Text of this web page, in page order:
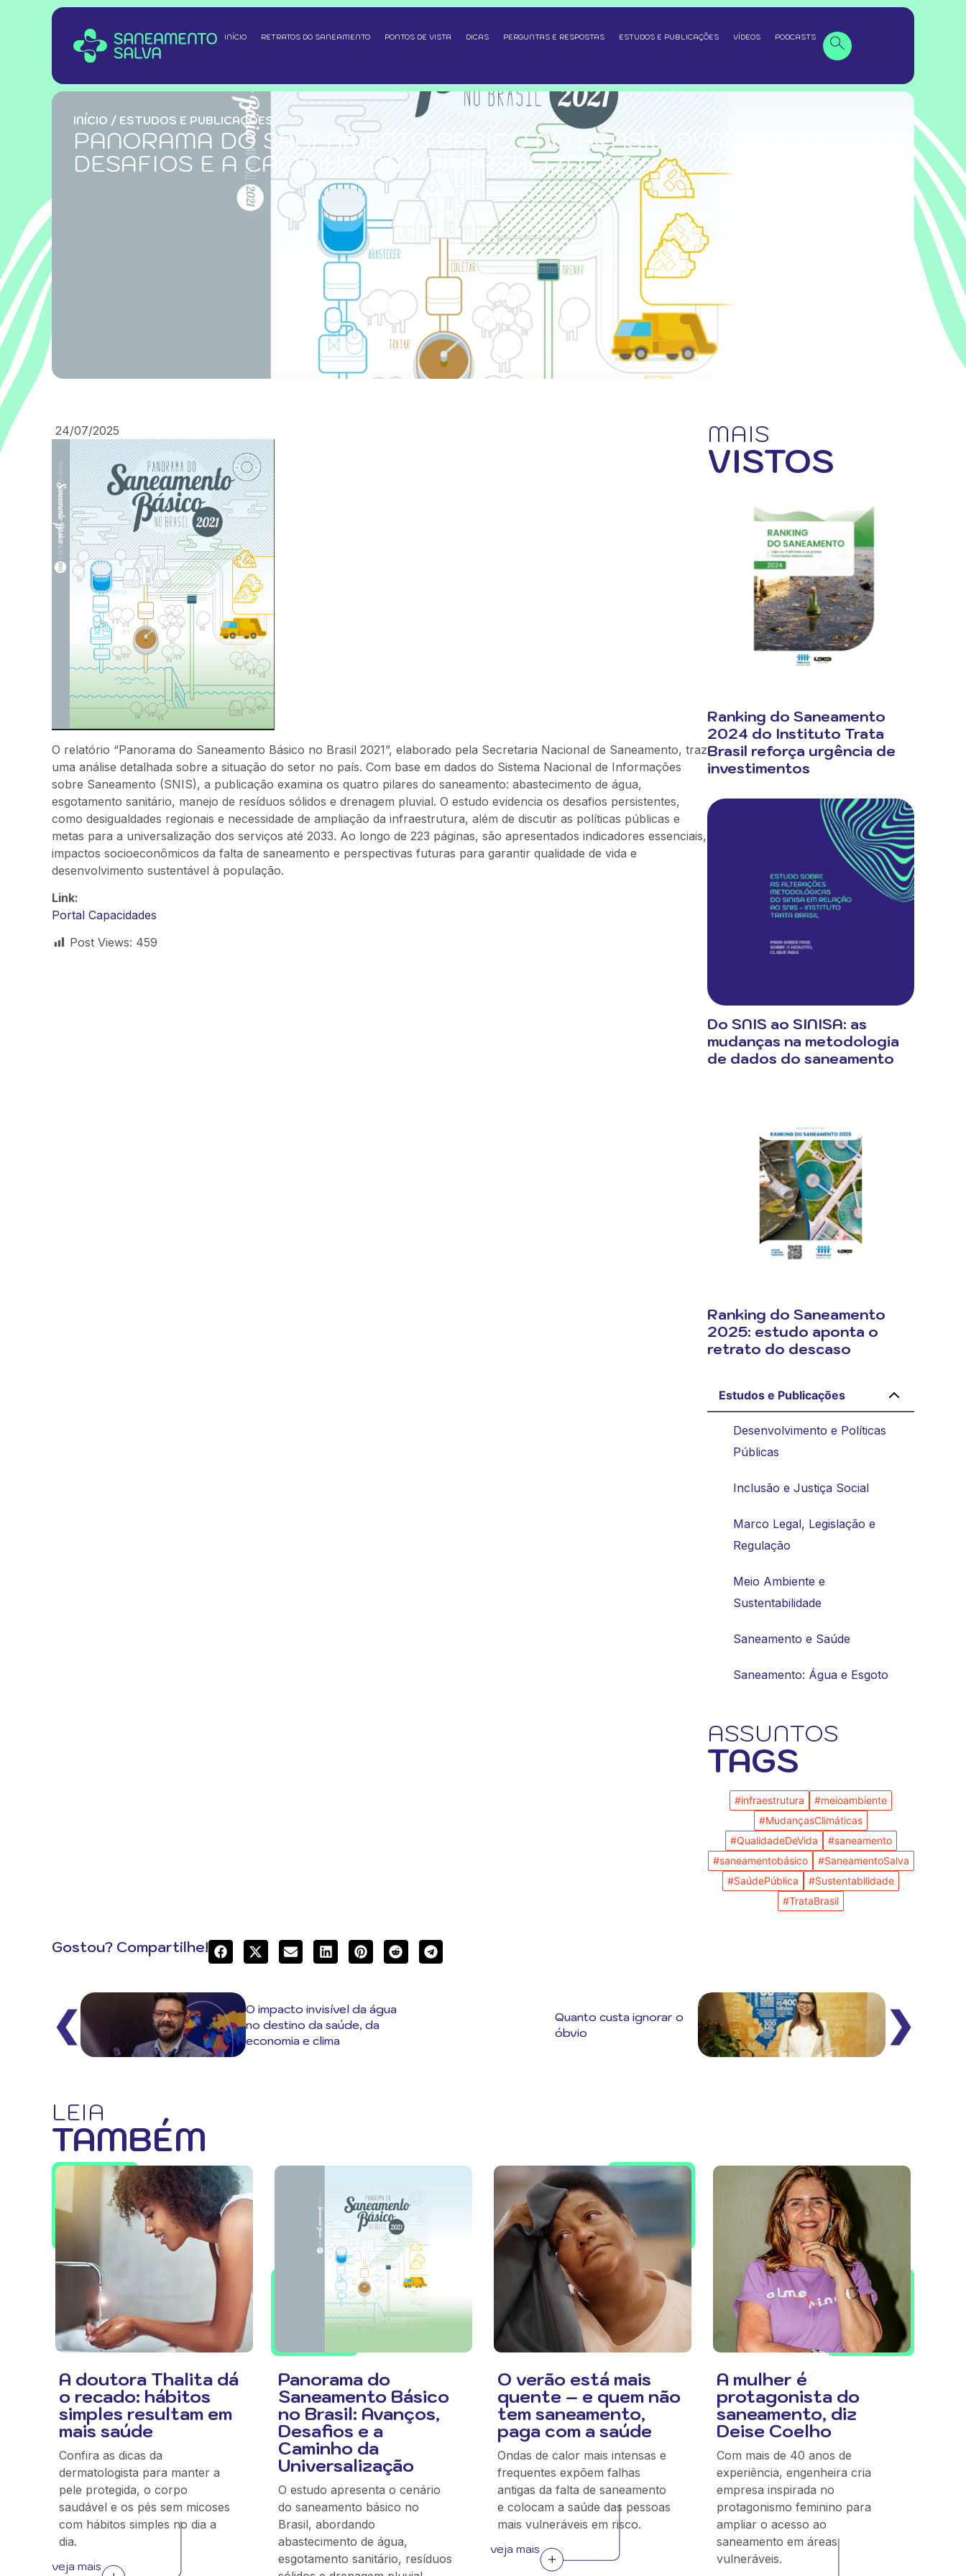
INÍCIO RETRATOS DO SANEAMENTO PONTOS DE VISTA DICAS PERGUNTAS E RESPOSTAS ESTUDOS E PUBLICAÇÕES VÍDEOS PODCASTS
INÍCIO / ESTUDOS E PUBLICAÇÕES
PANORAMA DO SANEAMENTO BÁSICO NO BRASIL: AVANÇOS,
DESAFIOS E A CAMINHO DA UNIVERSALIZAÇÃO
24/07/2025
O relatório “Panorama do Saneamento Básico no Brasil 2021”, elaborado pela Secretaria Nacional de Saneamento, traz
uma análise detalhada sobre a situação do setor no país. Com base em dados do Sistema Nacional de Informações
sobre Saneamento (SNIS), a publicação examina os quatro pilares do saneamento: abastecimento de água,
esgotamento sanitário, manejo de resíduos sólidos e drenagem pluvial. O estudo evidencia os desafios persistentes,
como desigualdades regionais e necessidade de ampliação da infraestrutura, além de discutir as políticas públicas e
metas para a universalização dos serviços até 2033. Ao longo de 223 páginas, são apresentados indicadores essenciais,
impactos socioeconômicos da falta de saneamento e perspectivas futuras para garantir qualidade de vida e
desenvolvimento sustentável à população.
Link:
Portal Capacidades
Post Views: 459
MAIS
VISTOS
Ranking do Saneamento
2024 do Instituto Trata
Brasil reforça urgência de
investimentos
Do SNIS ao SINISA: as
mudanças na metodologia
de dados do saneamento
Ranking do Saneamento
2025: estudo aponta o
retrato do descaso
Estudos e Publicações
Desenvolvimento e Políticas
Públicas
Inclusão e Justiça Social
Marco Legal, Legislação e
Regulação
Meio Ambiente e
Sustentabilidade
Saneamento e Saúde
Saneamento: Água e Esgoto
ASSUNTOS
TAGS
#infraestrutura
#meioambiente
#MudançasClimáticas
#QualidadeDeVida
#saneamento
#saneamentobásico
#SaneamentoSalva
#SaúdePública
#Sustentabilidade
#TrataBrasil
Gostou? Compartilhe!
❮
O impacto invisível da água
no destino da saúde, da
economia e clima
Quanto custa ignorar o
óbvio
❯
LEIA
TAMBÉM
A doutora Thalita dá
o recado: hábitos
simples resultam em
mais saúde
Confira as dicas da
dermatologista para manter a
pele protegida, o corpo
saudável e os pés sem micoses
com hábitos simples no dia a
dia.
veja mais
Panorama do
Saneamento Básico
no Brasil: Avanços,
Desafios e a
Caminho da
Universalização
O estudo apresenta o cenário
do saneamento básico no
Brasil, abordando
abastecimento de água,
esgotamento sanitário, resíduos
O verão está mais
quente – e quem não
tem saneamento,
paga com a saúde
Ondas de calor mais intensas e
frequentes expõem falhas
antigas da falta de saneamento
e colocam a saúde das pessoas
mais vulneráveis em risco.
veja mais
A mulher é
protagonista do
saneamento, diz
Deise Coelho
Com mais de 40 anos de
experiência, engenheira cria
empresa inspirada no
protagonismo feminino para
ampliar o acesso ao
saneamento em áreas
vulneráveis.